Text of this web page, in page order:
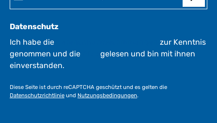
Datenschutz
Ich habe die
zur Kenntnis
genommen und die
gelesen und bin mit ihnen
einverstanden.
Diese Seite ist durch reCAPTCHA geschützt und es gelten die
Datenschutzrichtlinie und Nutzungsbedingungen.